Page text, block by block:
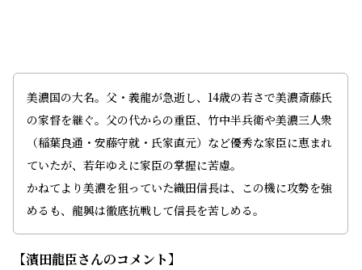
美濃国の大名。父・義龍が急逝し、14歳の若さで美濃斎藤氏
の家督を継ぐ。父の代からの重臣、竹中半兵衛や美濃三人衆
（稲葉良通・安藤守就・氏家直元）など優秀な家臣に恵まれ
ていたが、若年ゆえに家臣の掌握に苦慮。
かねてより美濃を狙っていた織田信長は、この機に攻勢を強
めるも、龍興は徹底抗戦して信長を苦しめる。
【濱田龍臣​さんのコメント】